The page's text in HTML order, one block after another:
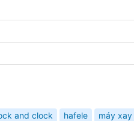
and clock hafele máy